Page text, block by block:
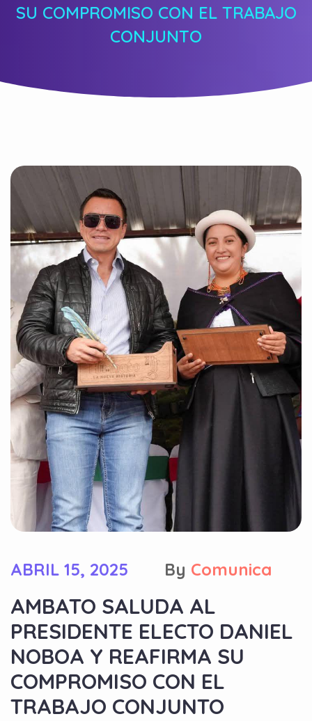
SU COMPROMISO CON EL TRABAJO
CONJUNTO
ABRIL 15, 2025 By Comunica
AMBATO SALUDA AL
PRESIDENTE ELECTO DANIEL
NOBOA Y REAFIRMA SU
COMPROMISO CON EL
TRABAJO CONJUNTO